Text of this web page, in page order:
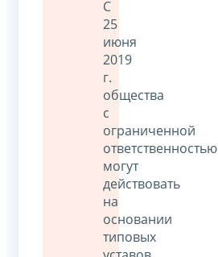
С
25
июня
2019
г.
общества
с
ограниченной
ответственностью
могут
действовать
на
основании
типовых